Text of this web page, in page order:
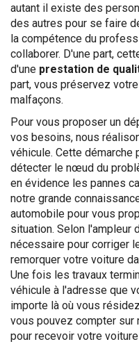
autant il existe des
des autres pour se faire
la compétence du
collaborer. D'une part,
d'une prestation de
part, vous préservez
malfaçons.
Pour vous proposer un
vos besoins, nous
véhicule. Cette démarche
détecter le nœud du
en évidence les pannes
notre grande
automobile pour vous
situation. Selon l'ampleur
nécessaire pour corriger
remorquer votre voiture
Une fois les travaux
véhicule à l'adresse que
importe là où vous
vous pouvez compter
pour recevoir votre